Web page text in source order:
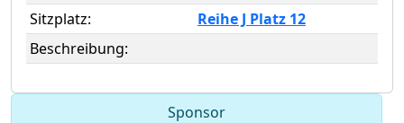
Sitzplatz:
Reihe J Platz 12
Beschreibung:
Sponsor